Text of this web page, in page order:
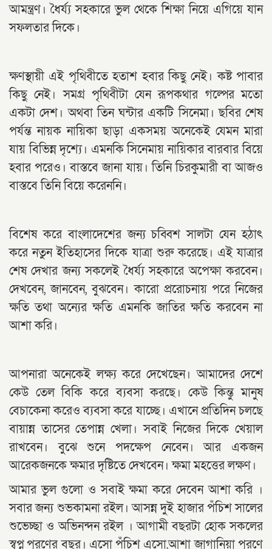
আমন্ত্রণ। ধৈর্য্য সহকারে ভুল থেকে শিক্ষা নিয়ে এগিয়ে যান
সফলতার দিকে।
ক্ষণস্থায়ী এই পৃথিবীতে হতাশ হবার কিছু নেই। কষ্ট পাবার
কিছু নেই। সমগ্র পৃথিবীটা যেন রূপকথার গল্পের মতো
একটা দেশ। অথবা তিন ঘন্টার একটি সিনেমা। ছবির শেষ
পর্যন্ত নায়ক নায়িকা ছাড়া একসময় অনেকেই যেমন মারা
যায় বিভিন্ন দৃশ্যে। এমনকি সিনেমায় নায়িকার বারবার বিয়ে
হবার পরেও। বাস্তবে জানা যায়। তিনি চিরকুমারী বা আজও
বাস্তবে তিনি বিয়ে করেননি।
বিশেষ করে বাংলাদেশের জন্য চব্বিশ সালটা যেন হঠাৎ
করে নতুন ইতিহাসের দিকে যাত্রা শুরু করেছে। এই যাত্রার
শেষ দেখার জন‍্য সকলেই ধৈর্য্য সহকারে অপেক্ষা করবেন।
দেখবেন, জানবেন, বুঝবেন। কারো প্ররোচনায় পরে নিজের
ক্ষতি তথা অন‍্যের ক্ষতি এমনকি জাতির ক্ষতি করবেন না
আশা করি।
আপনারা অনেকেই লক্ষ্য করে দেখেছেন। আমাদের দেশে
কেউ তেল বিকি করে ব‍্যবসা করছে। কেউ কিন্তু মানুষ
বেচাকেনা করেও ব‍্যবসা করে যাচ্ছে। এখানে প্রতিদিন চলছে
বায়ান্ন তাসের তেপান্ন খেলা। সবাই নিজের দিকে খেয়াল
রাখবেন। বুঝে শুনে পদক্ষেপ নেবেন। আর একজন
আরেকজনকে ক্ষমার দৃষ্টিতে দেখবেন। ক্ষমা মহত্তের লক্ষণ।
আমার ভুল গুলো ও সবাই ক্ষমা করে দেবেন আশা করি ।
সবার জন‍্য শুভকামনা রইল। আসন্ন দুই হাজার পঁচিশ সালের
শুভেচ্ছা ও অভিনন্দন রইল । আগামী বছরটা হোক সকলের
স্বপ্ন পূরণের বছর। এসো পঁচিশ এসো,আশা জাগানিয়া পূরণে